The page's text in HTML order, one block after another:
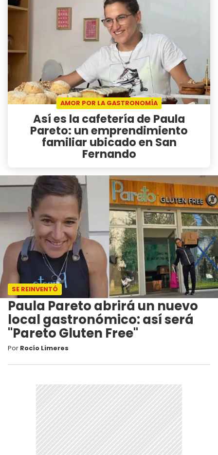
AMOR POR LA GASTRONOMÍA
Así es la cafetería de Paula
Pareto: un emprendimiento
familiar ubicado en San
Fernando
SE REINVENTÓ
Paula Pareto abrirá un nuevo
local gastronómico: así será
"Pareto Gluten Free"
Por Rocío Limeres